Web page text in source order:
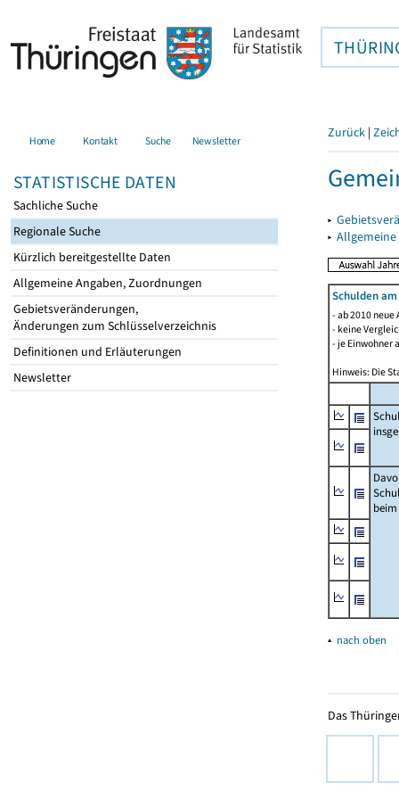
Home Kontakt Suche Newsletter
STATISTISCHE DATEN
Sachliche Suche
Regionale Suche
Kürzlich bereitgestellte Daten
Allgemeine Angaben, Zuordnungen
Gebietsveränderungen,
Änderungen zum Schlüsselverzeichnis
Definitionen und Erläuterungen
Newsletter
Zurück |
▸
▸
Schulden
- ab 2010
- keine
- je Einwohner
Hinweis: Die
beim
▴ nach oben
Das